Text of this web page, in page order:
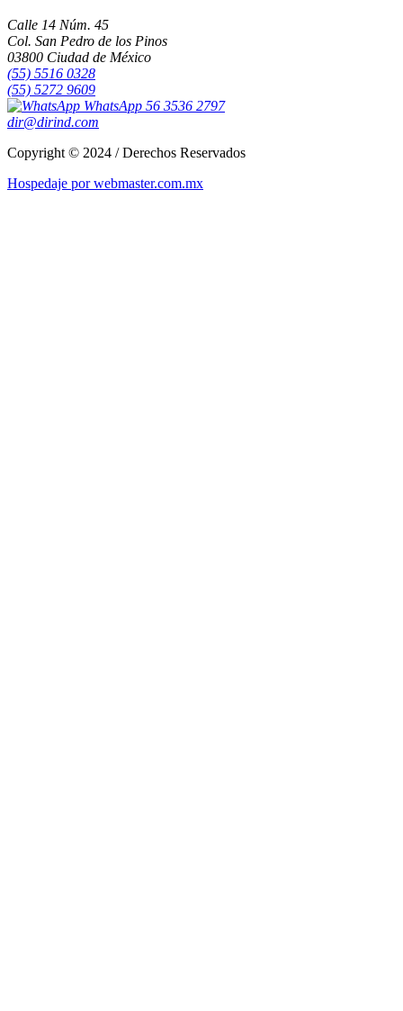
Calle 14 Núm. 45
Col. San Pedro de los Pinos
03800 Ciudad de México
(55) 5516 0328
(55) 5272 9609
WhatsApp 56 3536 2797
dir@dirind.com
Copyright © 2024 / Derechos Reservados
Hospedaje por webmaster.com.mx